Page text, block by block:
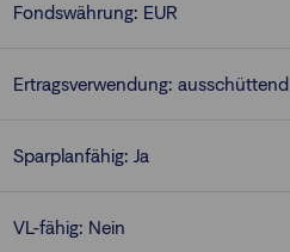
Fondswährung: EUR
Ertragsverwendung: ausschüttend
Sparplanfähig: Ja
VL-fähig: Nein